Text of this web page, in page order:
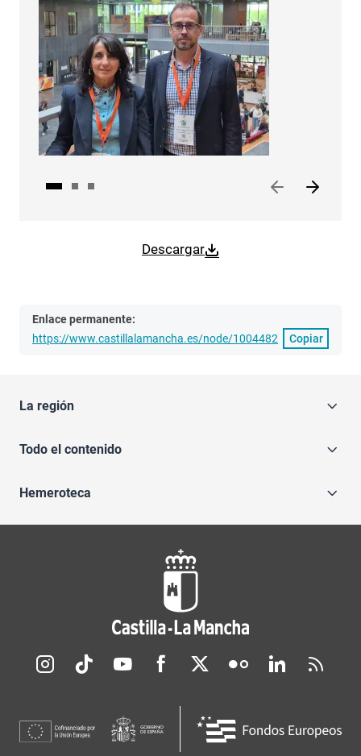
Descargar
Enlace permanente:
https://www.castillalamancha.es/node/1004482
Copiar
La región
Todo el contenido
Hemeroteca
Redes sociales JCCM